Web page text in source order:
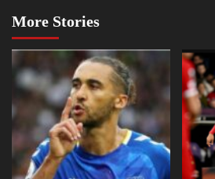
More Stories